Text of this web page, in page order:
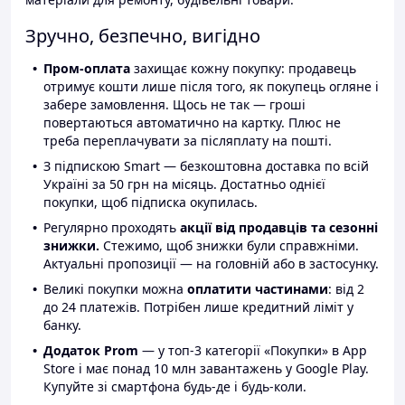
Зручно, безпечно, вигідно
Пром-оплата захищає кожну покупку: продавець
отримує кошти лише після того, як покупець огляне і
забере замовлення. Щось не так — гроші
повертаються автоматично на картку. Плюс не
треба переплачувати за післяплату на пошті.
З підпискою Smart — безкоштовна доставка по всій
Україні за 50 грн на місяць. Достатньо однієї
покупки, щоб підписка окупилась.
Регулярно проходять акції від продавців та сезонні
знижки. Стежимо, щоб знижки були справжніми.
Актуальні пропозиції — на головній або в застосунку.
Великі покупки можна оплатити частинами: від 2
до 24 платежів. Потрібен лише кредитний ліміт у
банку.
Додаток Prom — у топ-3 категорії «Покупки» в App
Store і має понад 10 млн завантажень у Google Play.
Купуйте зі смартфона будь-де і будь-коли.